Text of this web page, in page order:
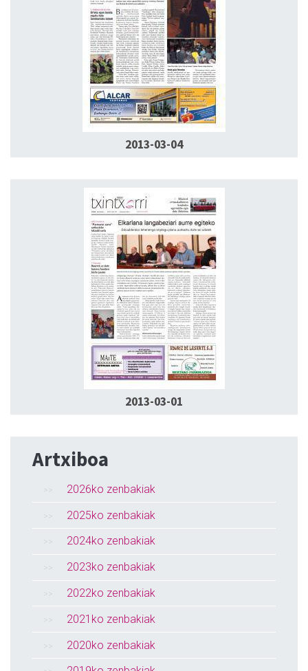
2013-03-04
2013-03-01
Artxiboa
2026ko zenbakiak
2025ko zenbakiak
2024ko zenbakiak
2023ko zenbakiak
2022ko zenbakiak
2021ko zenbakiak
2020ko zenbakiak